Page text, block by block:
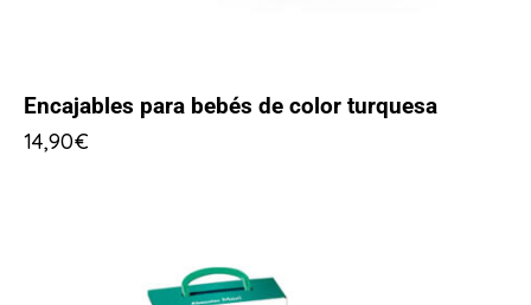
Encajables para bebés de color turquesa
14,90€